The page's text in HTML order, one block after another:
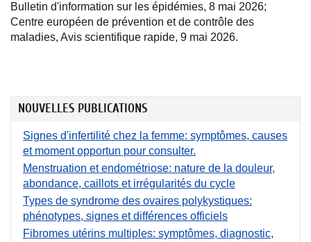
Bulletin d'information sur les épidémies, 8 mai 2026;
Centre européen de prévention et de contrôle des
maladies, Avis scientifique rapide, 9 mai 2026.
NOUVELLES PUBLICATIONS
Signes d'infertilité chez la femme: symptômes, causes
et moment opportun pour consulter.
Menstruation et endométriose: nature de la douleur,
abondance, caillots et irrégularités du cycle
Types de syndrome des ovaires polykystiques:
phénotypes, signes et différences officiels
Fibromes utérins multiples: symptômes, diagnostic,